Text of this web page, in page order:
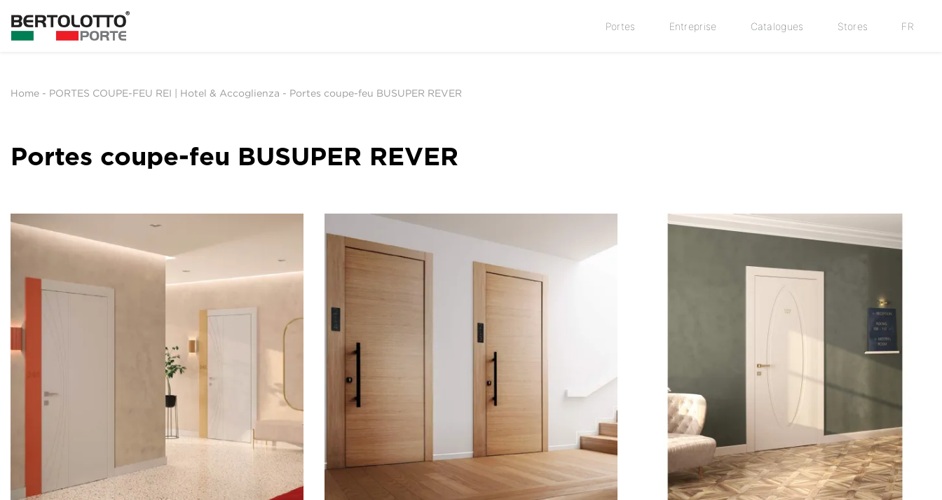
Portes Entreprise Catalogues Stores FR
Home - PORTES COUPE-FEU REI | Hotel & Accoglienza - Portes coupe-feu BUSUPER REVER
Portes coupe-feu BUSUPER REVER